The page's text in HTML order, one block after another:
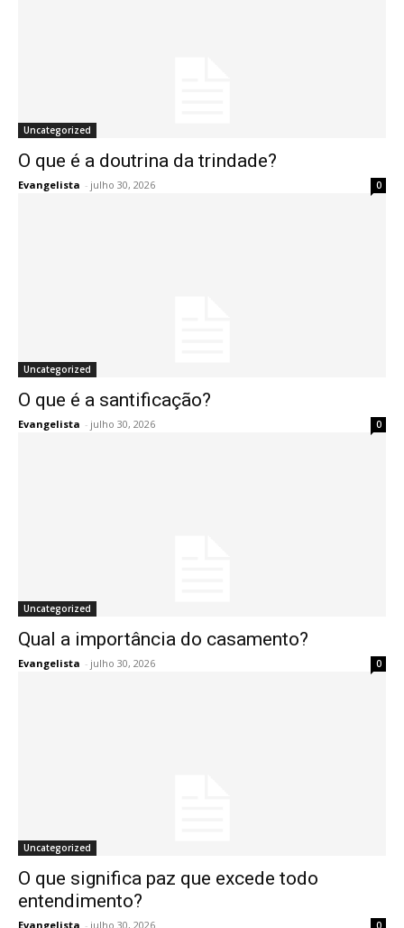
Uncategorized
O que é a doutrina da trindade?
Evangelista - julho 30, 2026 0
Uncategorized
O que é a santificação?
Evangelista - julho 30, 2026 0
Uncategorized
Qual a importância do casamento?
Evangelista - julho 30, 2026 0
Uncategorized
O que significa paz que excede todo
entendimento?
Evangelista - julho 30, 2026 0